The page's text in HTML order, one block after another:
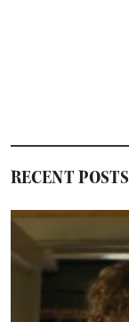
RECENT POSTS